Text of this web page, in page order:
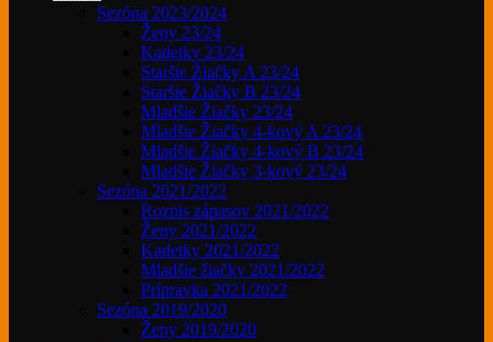
Sezóna 2023/2024
Ženy 23/24
Kadetky 23/24
Staršie Žiačky A 23/24
Staršie Žiačky B 23/24
Mladšie Žiačky 23/24
Mladšie Žiačky 4-kový A 23/24
Mladšie Žiačky 4-kový B 23/24
Mladšie Žiačky 3-kový 23/24
Sezóna 2021/2022
Rozpis zápasov 2021/2022
Ženy 2021/2022
Kadetky 2021/2022
Mladšie žiačky 2021/2022
Prípravka 2021/2022
Sezóna 2019/2020
Ženy 2019/2020